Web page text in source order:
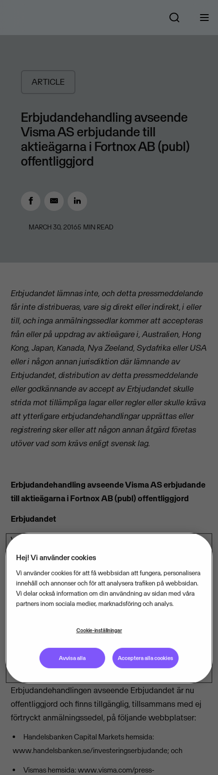
ARTICLE
Erbjudandehandling avseende
Visma AS erbjudande till
aktieägarna i Fortnox AB (publ)
offentliggjord
MARCH 30, 20165 MIN READ
Erbjudandet lämnas inte, och detta pressmeddelande
får inte distribueras, vare sig direkt eller indirekt, i eller
till, och inga anmälningssedlar kommer att accepteras
från eller på uppdrag av aktieägare i, Australien, Hong
Kong, Japan, Kanada, Nya Zeeland, Sydafrika eller USA
eller i någon annan jurisdiktion där lämnande av
Erbjudandet, distribution av detta pressmeddelande
eller godkännande av accept av Erbjudandet skulle
strida mot tillämpliga lagar eller regler eller skulle kräva
att ytterligare erbjudandehandlingar upprättas eller
registrering sker eller att någon annan åtgärd företas
utöver vad som krävs enligt svensk lag.
Erbjudandehandling avseende Visma AS erbjudande
till aktieägarna iFortnox AB (publ) offentliggjord
Erbjudandet
Visma AS (”
) offentliggjorde den 14 mars 2016
ett rekommenderat offentligt kontanterbjudande till
Fortnox AB (publ) (”Fortnox”eller”Bolaget”) att
överlåta samtliga aktier i Fortnox till Visma för 24
kronor per aktie och samtliga teckningsoptioner till
Aktierna i Fortnox är upptagna till
handel på NGM Nordic MTF.
Erbjudandehandlingen
Erbjudandehandlingen avseende Erbjudandet är nu
offentliggjord och finns tillgänglig, tillsammans med ej
förtryckt anmälningssedel, på följande webbplatser:
Handelsbanken Capital Markets hemsida:
www.handelsbanken.se/investeringserbjudande; och
Vismas hemsida: www.visma.com/press-
Hej! Vi använder cookies
Vi använder cookies för att få webbsidan att fungera, personalisera
innehåll och annonser och för att analysera trafiken på webbsidan.
Vi delar också information om din användning av sidan med våra
partners inom sociala medier, marknadsföring och analys.
Cookie-inställningar
Avvisa alla Acceptera alla cookies